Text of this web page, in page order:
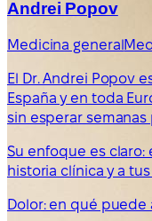
Andrei Popov
Medicina general
El Dr. Andrei Popov
España y en toda
sin esperar semanas
Su enfoque es claro:
historia clínica y a
Dolor: en qué puede